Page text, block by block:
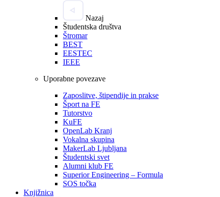
Nazaj
Študentska društva
Štromar
BEST
EESTEC
IEEE
Uporabne povezave
Zaposlitve, štipendije in prakse
Šport na FE
Tutorstvo
KuFE
OpenLab Kranj
Vokalna skupina
MakerLab Ljubljana
Študentski svet
Alumni klub FE
Superior Engineering – Formula
SOS točka
Knjižnica